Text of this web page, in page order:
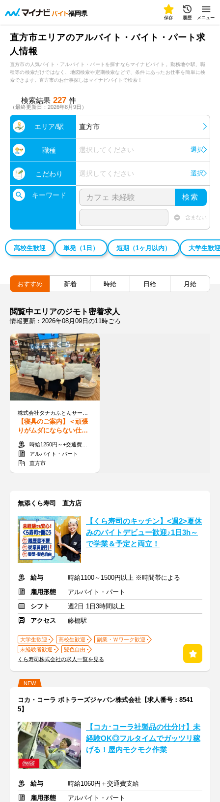
福岡県
保存 履歴 メニュー
直方市エリアのアルバイト・バイト・パート求
人情報
直方市の人気バイト・アルバイト・パートを探すならマイナビバイト。勤務地や駅、職
種等の検索だけではなく、地図検索や定期検索などで、条件にあったお仕事を簡単に検
索できます。直方市のお仕事探しはマイナビバイトで検索！
検索結果 227 件
（最終更新日：2026年8月9日）
エリア/駅 直方市
職種 選択してください 選択
こだわり 選択してください 選択
キーワード 検索
含まない
高校生歓迎 単発（1日） 短期（1ヶ月以内） 大学生歓迎
おすすめ 新着 時給 日給 月給
閲覧中エリアのジモト密着求人
情報更新：2026年08月09日の11時ごろ
【寝具のご案内】＜頑張
りがムダにならない仕
事、あります＞インセン
支給あり！知識不要★
時給1250円～+交通費支給
アルバイト・パート
直方市
無添くら寿司 直方店
【くら寿司のキッチン】<週2>夏休
みのバイトデビュー歓迎♪1日3h～
で学業＆予定と両立！
給与
時給1100～1500円以上 ※時間帯による
雇用形態
アルバイト・パート
シフト
週2日 1日3時間以上
アクセス
藤棚駅
大学生歓迎 高校生歓迎
副業・Ｗワーク歓迎
未経験者歓迎
髪色自由
くら寿司株式会社の求人一覧を見る
NEW
コカ・コーラ ボトラーズジャパン株式会社【求人番号：8541
5】
【コカ･コーラ社製品の仕分け】未
経験OK◎フルタイムでガッツリ稼
げる！屋内モクモク作業
給与
時給1060円＋交通費支給
雇用形態
アルバイト・パート